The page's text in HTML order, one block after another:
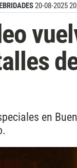
20-08-2025
en